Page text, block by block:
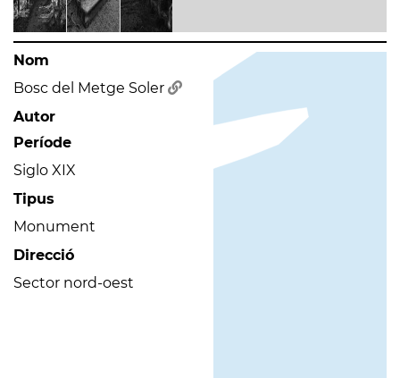
Nom
Bosc del Metge Soler
Autor
Període
Siglo XIX
Tipus
Monument
Direcció
Sector nord-oest